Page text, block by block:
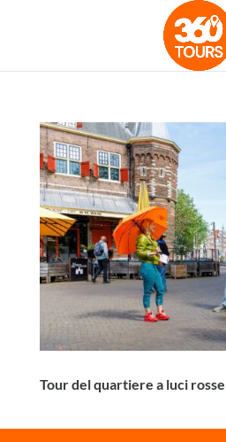
Tour del quartiere a luci